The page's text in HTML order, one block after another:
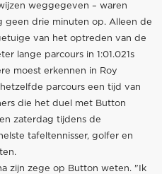
weggegeven – waren
geen drie minuten op. Alleen de
van het optreden van de
lange parcours in 1:01.021s
moest erkennen in Roy
parcours een tijd van
die het duel met Button
zaterdag tijdens de
tafeltennisser, golfer en
zijn zege op Button weten. "Ik